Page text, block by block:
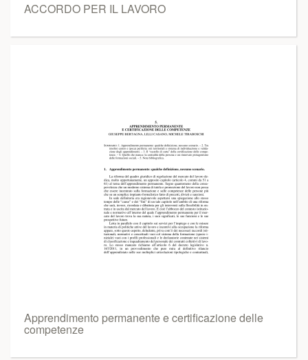
ACCORDO PER IL LAVORO
Apprendimento permanente e certificazione delle
competenze